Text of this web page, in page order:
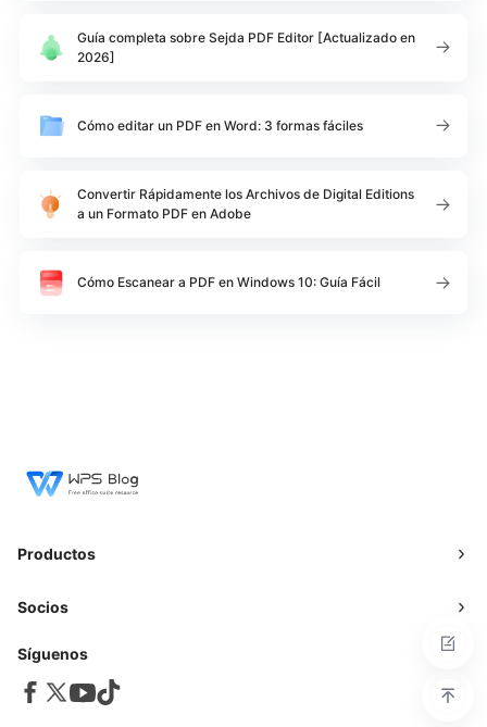
Guía completa sobre Sejda PDF Editor [Actualizado en
2026]
Cómo editar un PDF en Word: 3 formas fáciles
Convertir Rápidamente los Archivos de Digital Editions
a un Formato PDF en Adobe
Cómo Escanear a PDF en Windows 10: Guía Fácil
Productos
Socios
Síguenos